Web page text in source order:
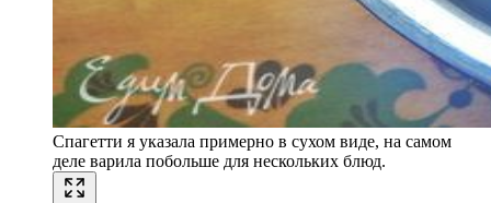
Спагетти я указала примерно в сухом виде, на самом
деле варила побольше для нескольких блюд.